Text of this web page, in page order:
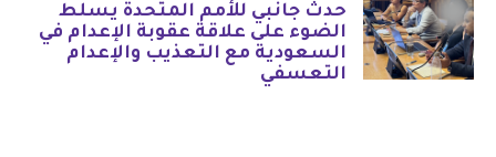
حدث جانبي للأمم المتحدة يسلط
الضوء على علاقة عقوبة الإعدام في
السعودية مع التعذيب والإعدام
التعسفي